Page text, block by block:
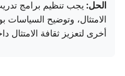
الحل: يجب تنظيم برامج
الامتثال، وتوضيح
أخرى لتعزيز ثقافة